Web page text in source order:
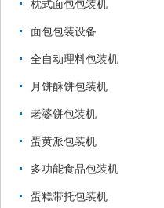
枕式面包包装机
面包包装设备
全自动理料包装机
月饼酥饼包装机
老婆饼包装机
蛋黄派包装机
多功能食品包装机
蛋糕带托包装机